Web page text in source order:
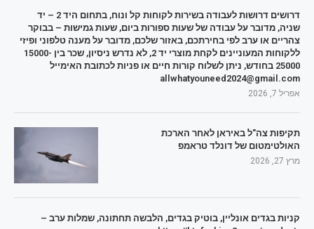
דרושים דרושות לעבודה בשירות לקוחות קל ונוח, בתחום היד 2 – יד
שניה, מדובר על עבודה של שעות ספורות ביום, שעות גמישות – בבוקר
צהריים או ערב לפי בחירתכם, באזור שלכם, מדובר על מענה טלפוני ופיזי
ללקוחות המעוניינים לקחת מוצרי יד 2, לא נדרש ניסיון, שכר בין 15000-
25000 בחודש, ניתן לשלוח קורות חיים או פניות לכתובת האימייל
allwhatyouneed2024@gmail.com
אפריל 7, 2026
תקיפות צה"ל באיראן לאחר הארכת
האולטימטום של דונלד טראמפ
מרץ 27, 2026
קניות בגדים אונליין, בוטיק בגדים, הלבשה תחתונה, שמלות ערב –